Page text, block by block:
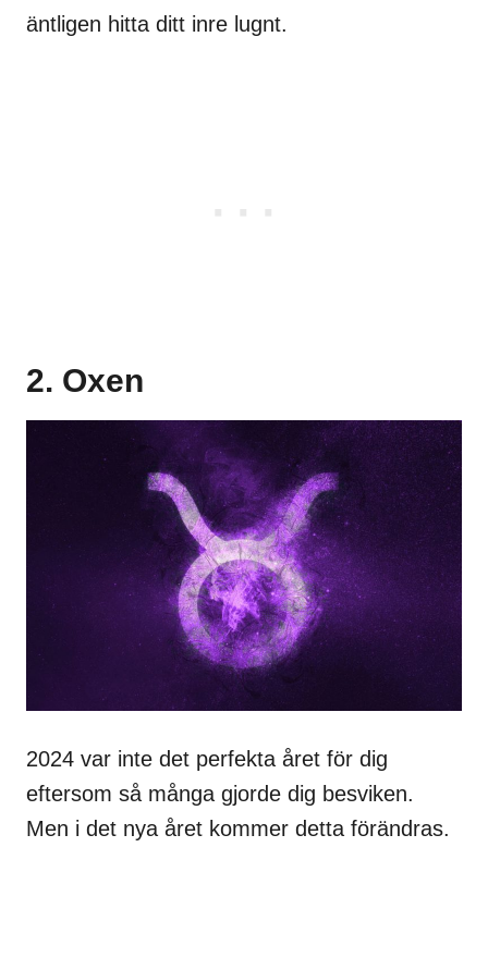
äntligen hitta ditt inre lugnt.
2. Oxen
2024 var inte det perfekta året för dig
eftersom så många gjorde dig besviken.
Men i det nya året kommer detta förändras.